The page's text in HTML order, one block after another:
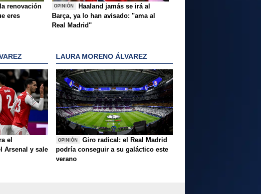
renovación
eres
OPINIÓN
Haaland jamás se irá al
Barça, ya lo han avisado: "ama al
Real Madrid"
el
Arsenal y sale
LAURA MORENO ÁLVAREZ
OPINIÓN
Giro radical: el Real Madrid
podría conseguir a su galáctico este
verano